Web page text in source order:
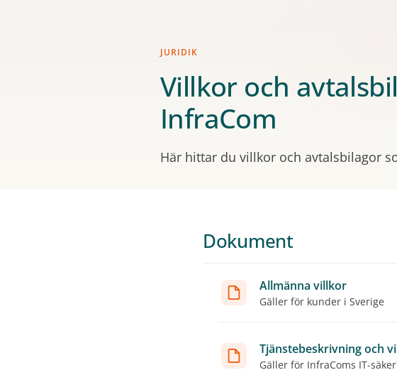
JURIDIK
Villkor och
InfraCom
Här hittar du villkor och avtalsbilagor
Dokument
Allmänna villkor
Gäller för kunder i Sverige
Tjänstebeskrivning och
Gäller för InfraComs IT-